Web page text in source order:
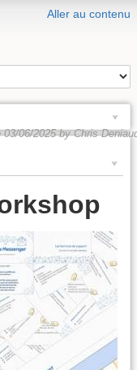
Aller au contenu
03/06/2025 by Chris